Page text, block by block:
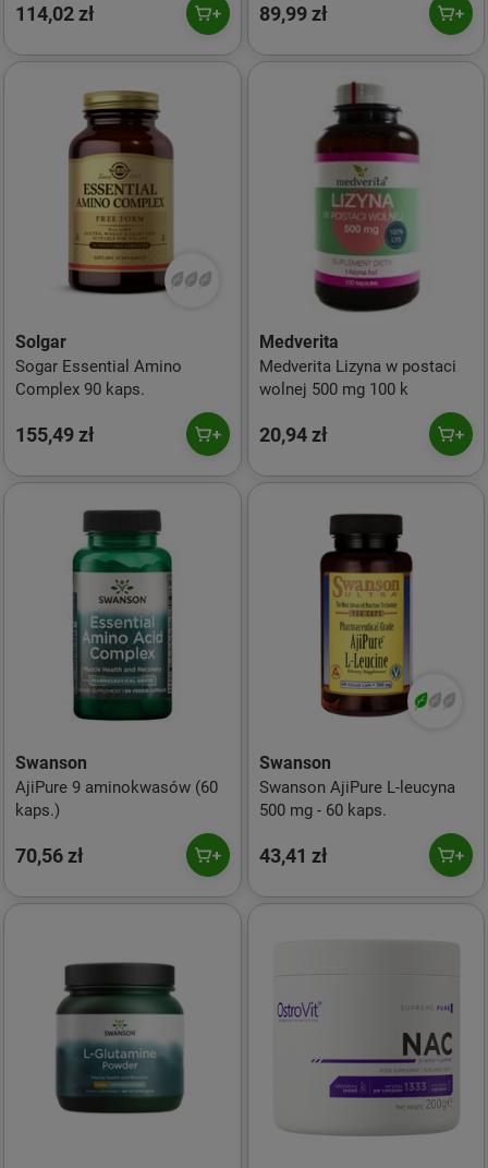
114,02 zł 89,99 zł
Solgar
Sogar Essential Amino
Complex 90 kaps.
155,49 zł
Medverita
Medverita Lizyna w postaci
wolnej 500 mg 100 k
20,94 zł
Swanson
AjiPure 9 aminokwasów (60
kaps.)
70,56 zł
Swanson
Swanson AjiPure L-leucyna
500 mg - 60 kaps.
43,41 zł